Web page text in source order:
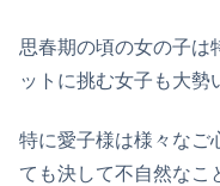
思春期の頃の女の子は
ットに挑む女子も大勢
特に愛子様は様々なご
ても決して不自然なこ